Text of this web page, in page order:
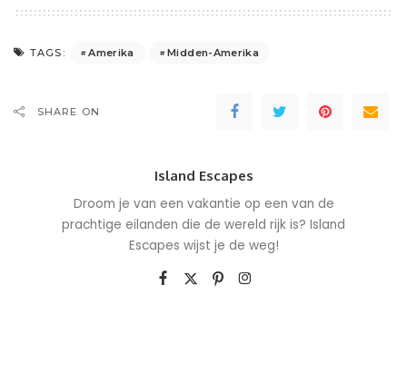
TAGS: Amerika Midden-Amerika
SHARE ON
Island Escapes
Droom je van een vakantie op een van de
prachtige eilanden die de wereld rijk is? Island
Escapes wijst je de weg!